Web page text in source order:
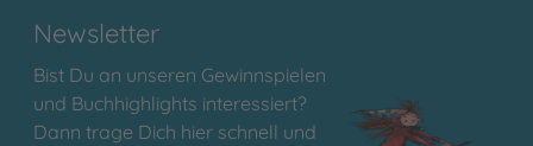
Newsletter
Bist Du an unseren Gewinnspielen
und Buchhighlights interessiert?
Dann trage Dich hier schnell und